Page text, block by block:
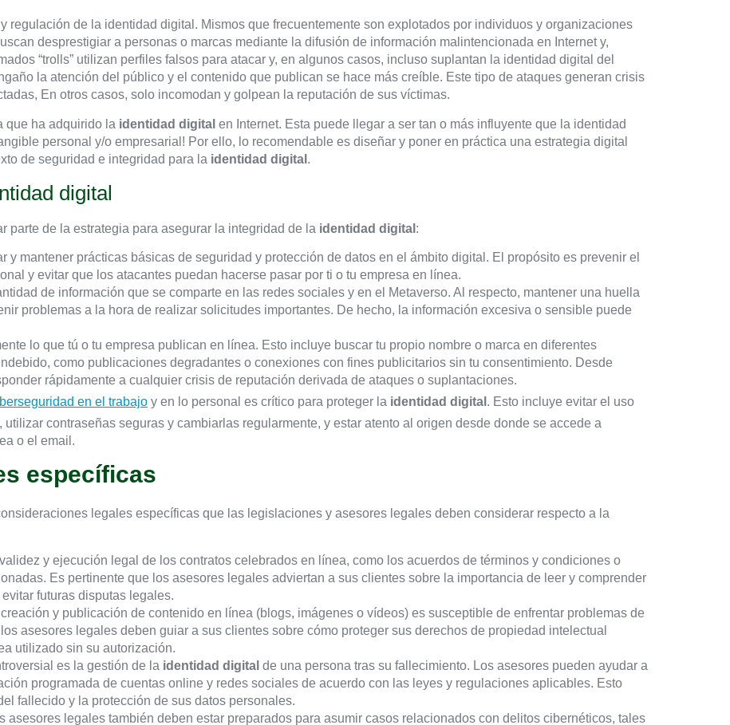
regulación de la identidad digital. Mismos que frecuentemente son explotados por individuos y organizaciones
desprestigiar a personas o marcas mediante la difusión de información malintencionada en Internet y,
“trolls” utilizan perfiles falsos para atacar y, en algunos casos, incluso suplantan la identidad digital del
la atención del público y el contenido que publican se hace más creíble. Este tipo de ataques generan crisis
En otros casos, solo incomodan y golpean la reputación de sus víctimas.
que ha adquirido la identidad digital en Internet. Esta puede llegar a ser tan o más influyente que la identidad
personal y/o empresarial! Por ello, lo recomendable es diseñar y poner en práctica una estrategia digital
de seguridad e integridad para la identidad digital .
digital
parte de la estrategia para asegurar la integridad de la identidad digital :
y mantener prácticas básicas de seguridad y protección de datos en el ámbito digital. El propósito es prevenir el
y evitar que los atacantes puedan hacerse pasar por ti o tu empresa en línea.
de información que se comparte en las redes sociales y en el Metaverso. Al respecto, mantener una huella
problemas a la hora de realizar solicitudes importantes. De hecho, la información excesiva o sensible puede
lo que tú o tu empresa publican en línea. Esto incluye buscar tu propio nombre o marca en diferentes
como publicaciones degradantes o conexiones con fines publicitarios sin tu consentimiento. Desde
rápidamente a cualquier crisis de reputación derivada de ataques o suplantaciones.
en el trabajo y en lo personal es crítico para proteger la identidad digital . Esto incluye evitar el uso
contraseñas seguras y cambiarlas regularmente, y estar atento al origen desde donde se accede a
o el email.
específicas
legales específicas que las legislaciones y asesores legales deben considerar respecto a la
y ejecución legal de los contratos celebrados en línea, como los acuerdos de términos y condiciones o
Es pertinente que los asesores legales adviertan a sus clientes sobre la importancia de leer y comprender
futuras disputas legales.
y publicación de contenido en línea (blogs, imágenes o vídeos) es susceptible de enfrentar problemas de
asesores legales deben guiar a sus clientes sobre cómo proteger sus derechos de propiedad intelectual
utilizado sin su autorización.
es la gestión de la identidad digital de una persona tras su fallecimiento. Los asesores pueden ayudar a
programada de cuentas online y redes sociales de acuerdo con las leyes y regulaciones aplicables. Esto
fallecido y la protección de sus datos personales.
asesores legales también deben estar preparados para asumir casos relacionados con delitos cibernéticos, tales